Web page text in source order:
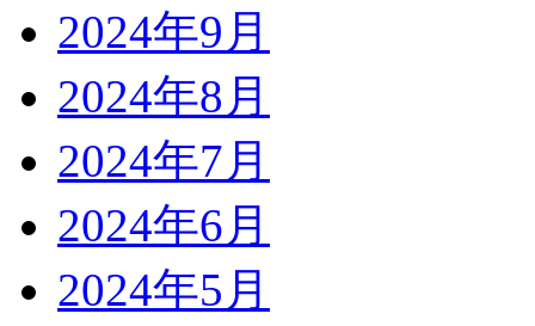
2024年9月
2024年8月
2024年7月
2024年6月
2024年5月